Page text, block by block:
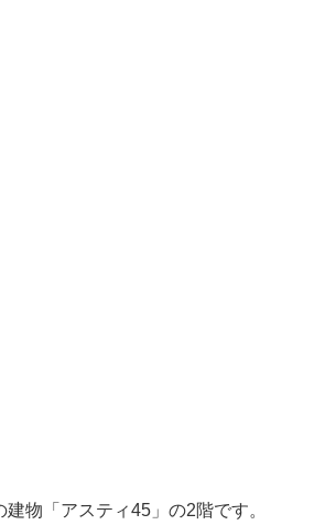
物「アスティ45」の2階です。